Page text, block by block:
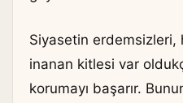
Siyasetin erdemsizleri,
inanan kitlesi var
korumayı başarır.